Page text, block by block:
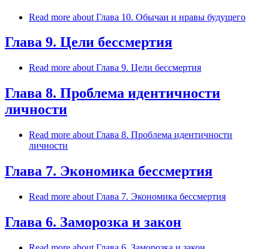
Read more about Глава 10. Обычаи и нравы будущего
Глава 9. Цели бессмертия
Read more about Глава 9. Цели бессмертия
Глава 8. Проблема идентичности
личности
Read more about Глава 8. Проблема идентичности
личности
Глава 7. Экономика бессмертия
Read more about Глава 7. Экономика бессмертия
Глава 6. Заморозка и закон